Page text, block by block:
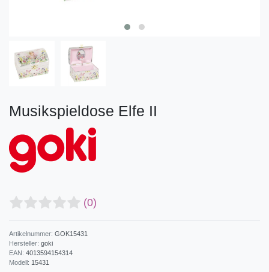
Musikspieldose Elfe II
(0)
Artikelnummer: GOK15431
Hersteller: goki
EAN: 4013594154314
Modell: 15431